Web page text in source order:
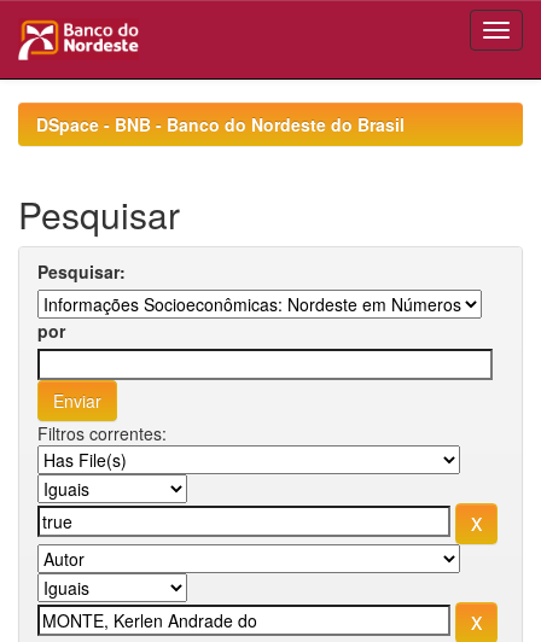
navigationDSpace - BNB - Banco do Nordeste do Brasil
Pesquisar
Pesquisar:
por
Filtros correntes: